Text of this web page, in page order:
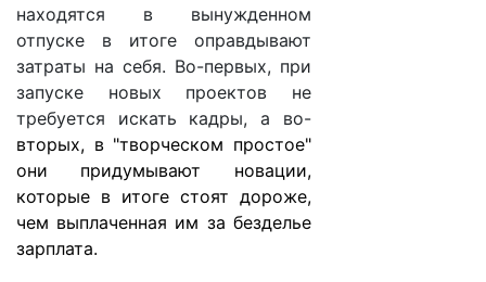
находятся в вынужденном
отпуске в итоге оправдывают
затраты на себя. Во-первых, при
запуске новых проектов не
требуется искать кадры, а во-
вторых, в "творческом простое"
они придумывают новации,
которые в итоге стоят дороже,
чем выплаченная им за безделье
зарплата.